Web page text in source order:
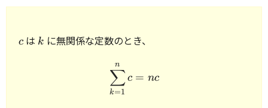
c
c は k
k に無関係な定数のとき、
k=1
∑
n
c = nc